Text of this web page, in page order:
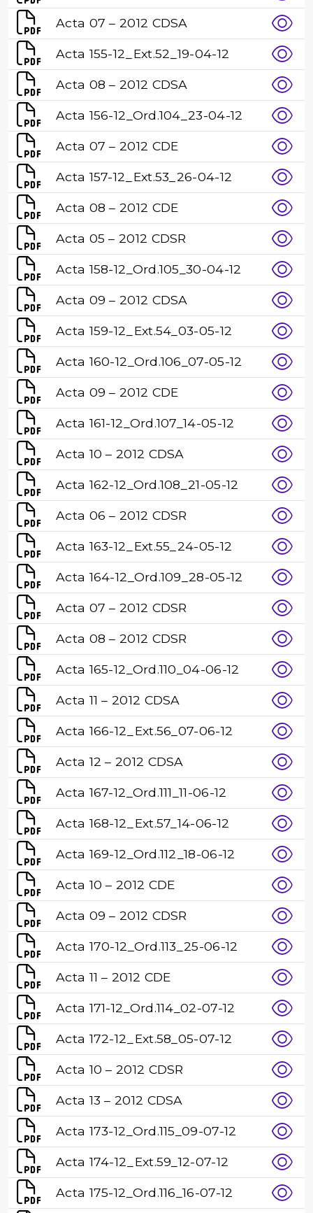
Acta 07 – 2012 CDSA
Acta 155-12_Ext.52_19-04-12
Acta 08 – 2012 CDSA
Acta 156-12_Ord.104_23-04-12
Acta 07 – 2012 CDE
Acta 157-12_Ext.53_26-04-12
Acta 08 – 2012 CDE
Acta 05 – 2012 CDSR
Acta 158-12_Ord.105_30-04-12
Acta 09 – 2012 CDSA
Acta 159-12_Ext.54_03-05-12
Acta 160-12_Ord.106_07-05-12
Acta 09 – 2012 CDE
Acta 161-12_Ord.107_14-05-12
Acta 10 – 2012 CDSA
Acta 162-12_Ord.108_21-05-12
Acta 06 – 2012 CDSR
Acta 163-12_Ext.55_24-05-12
Acta 164-12_Ord.109_28-05-12
Acta 07 – 2012 CDSR
Acta 08 – 2012 CDSR
Acta 165-12_Ord.110_04-06-12
Acta 11 – 2012 CDSA
Acta 166-12_Ext.56_07-06-12
Acta 12 – 2012 CDSA
Acta 167-12_Ord.111_11-06-12
Acta 168-12_Ext.57_14-06-12
Acta 169-12_Ord.112_18-06-12
Acta 10 – 2012 CDE
Acta 09 – 2012 CDSR
Acta 170-12_Ord.113_25-06-12
Acta 11 – 2012 CDE
Acta 171-12_Ord.114_02-07-12
Acta 172-12_Ext.58_05-07-12
Acta 10 – 2012 CDSR
Acta 13 – 2012 CDSA
Acta 173-12_Ord.115_09-07-12
Acta 174-12_Ext.59_12-07-12
Acta 175-12_Ord.116_16-07-12